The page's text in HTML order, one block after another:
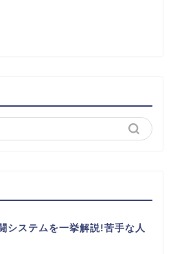
システムを一挙解説!苦手な人